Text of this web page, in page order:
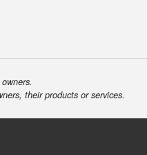
their products or services.